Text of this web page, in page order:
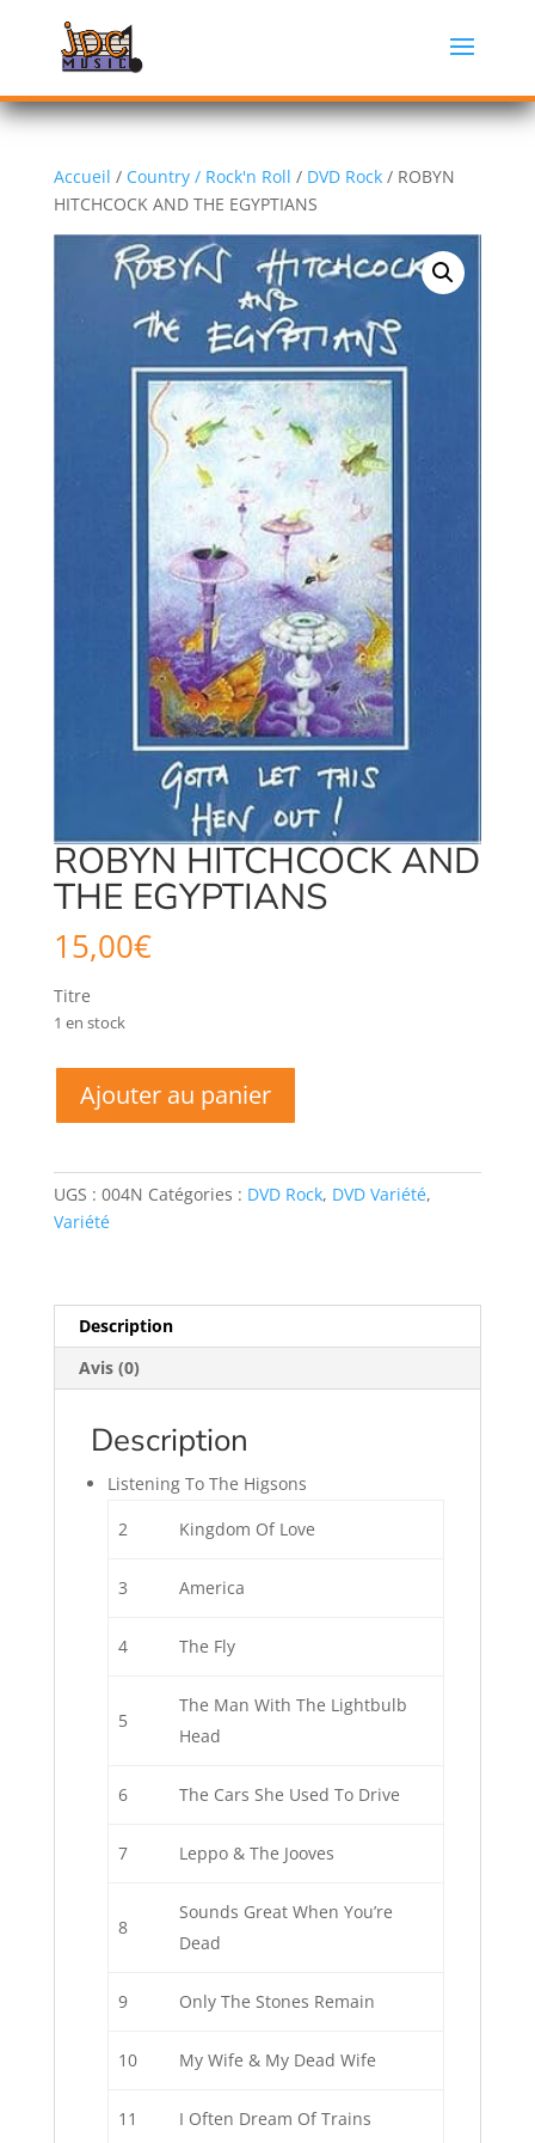
Accueil / Country / Rock'n Roll / DVD Rock/ ROBYN
HITCHCOCK AND THE EGYPTIANS
ROBYN HITCHCOCK AND
THE EGYPTIANS
15,00€
Titre
1 en stock
AND
THE
Ajouter au panier
UGS : 004N Catégories : DVD Rock, DVD Variété,
Variété
Description
Avis (0)
Description
Listening To The Higsons
2
Kingdom Of Love
3 America
4 The Fly
5
The Man With The Lightbulb
Head
6 The Cars She Used To Drive
7 Leppo & The Jooves
8
Sounds Great When You’re
Dead
9 Only The Stones Remain
10 My Wife & My Dead Wife
11 I Often Dream Of Trains